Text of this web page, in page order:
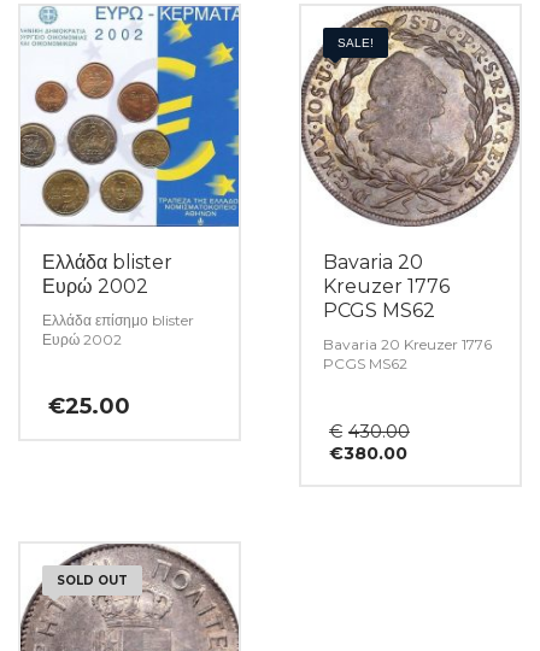
Ελλάδα blister
Ευρώ 2002
Ελλάδα επίσημο blister
Ευρώ 2002
€25.00
SALE!
Bavaria 20
Kreuzer 1776
PCGS MS62
Bavaria 20 Kreuzer 1776
PCGS MS62
€ 430.00
€380.00
SOLD OUT